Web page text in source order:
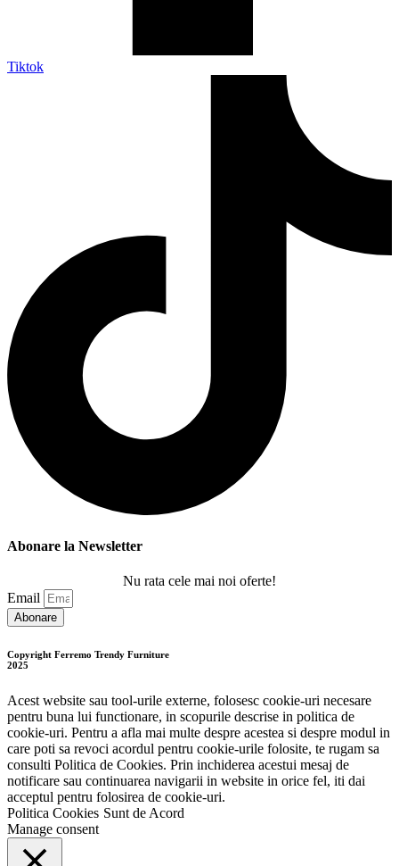
Tiktok
Abonare la Newsletter
Nu rata cele mai noi oferte!
Email
Abonare
Copyright Ferremo Trendy Furniture
2025
Acest website sau tool-urile externe, folosesc cookie-uri necesare
pentru buna lui functionare, in scopurile descrise in politica de
cookie-uri. Pentru a afla mai multe despre acestea si despre modul in
care poti sa revoci acordul pentru cookie-urile folosite, te rugam sa
consulti Politica de Cookies. Prin inchiderea acestui mesaj de
notificare sau continuarea navigarii in website in orice fel, iti dai
acceptul pentru folosirea de cookie-uri.
Politica Cookies Sunt de Acord
Manage consent